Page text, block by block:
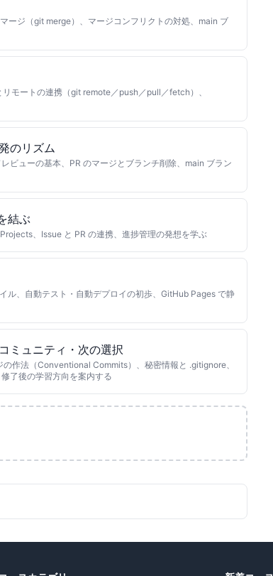
ージ（git merge）、マージコンフリクトの対処、main ブ
モートの連携（git remote／push／pull／fetch）、
のリズム
ビューの基本、PR のマージとブランチ削除、main ブラン
結ぶ
、Issue と PR の連携、進捗管理の発想を学ぶ
、自動テスト・自動デプロイの初歩、GitHub Pages で静
ミュニティ・次の選択
作法（Conventional Commits）、秘密情報と .gitignore、
了後の学習方向を案内する